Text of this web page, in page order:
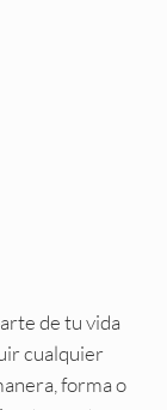
de tu vida
cualquier
forma o